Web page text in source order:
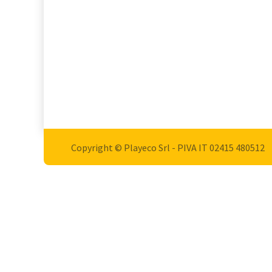
Copyright © Playeco Srl - PIVA IT 02415 ​480512